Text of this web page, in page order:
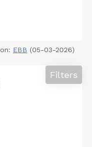
EBB (05-03-2026)
Filters